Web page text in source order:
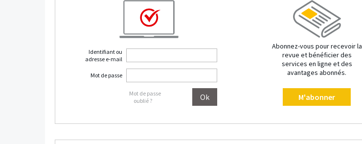
Identifiant ou
adresse e-mail
Mot de passe
Mot de passe
oublié ?
Abonnez-vous pour recevoir la
revue et bénéficier des
services en ligne et des
avantages abonnés.
M'abonner